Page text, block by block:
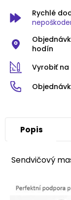
Rychlé
hodín
Vyrobiť na
Popis
Sendvičový